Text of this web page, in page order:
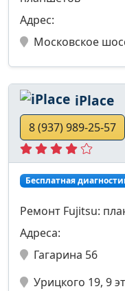
Адрес:
Московское
iPlace
8 (937) 989-25-57
Бесплатная
Ремонт Fujitsu:
Адреса:
Гагарина 56
Урицкого 19, 9